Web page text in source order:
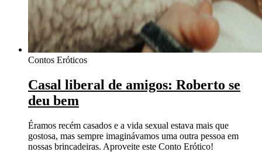
Contos Eróticos
Casal liberal de amigos: Roberto se
deu bem
Éramos recém casados e a vida sexual estava mais que
gostosa, mas sempre imaginávamos uma outra pessoa em
nossas brincadeiras. Aproveite este Conto Erótico!